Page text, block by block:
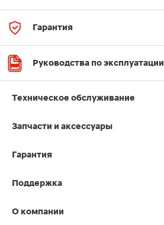
Гарантия
Руководства по эксплуатации
Техническое обслуживание
Запчасти и аксессуары
Гарантия
Поддержка
О компании